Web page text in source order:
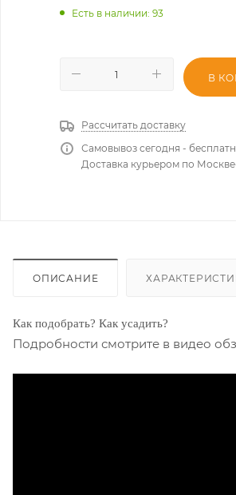
Есть в наличии: 93
В
Рассчитать доставку
Самовывоз сегодня -
Доставка курьером по
ОПИСАНИЕ
Как подобрать? Как усадить?
Подробности смотрите в видео